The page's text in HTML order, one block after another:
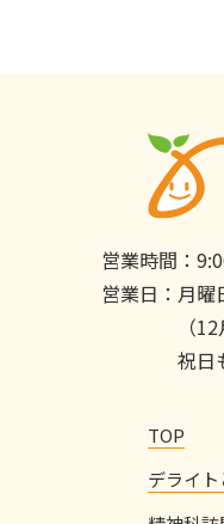
営業時間：
営業日： 月曜
（
祝日
TOP
デライト